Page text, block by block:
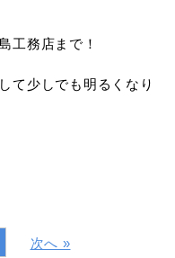
工務店まで！
て少しでも明るくなり
次へ »